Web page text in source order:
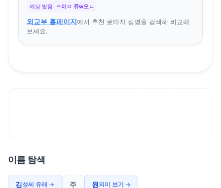
예상 발음 ㅋ이ㅁ 쥬w오ㄴ
외교부 홈페이지에서 추천 로마자 성명을 검색해 비교해
보세요.
이름 탐색
김성씨 유래 → 주 원의미 보기 →